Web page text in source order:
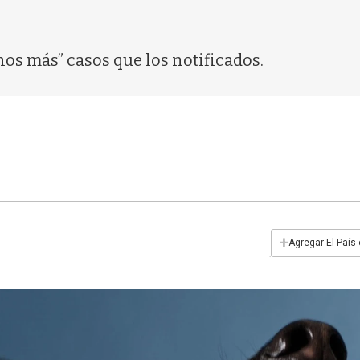
más” casos que los notificados.
+Agregar El País